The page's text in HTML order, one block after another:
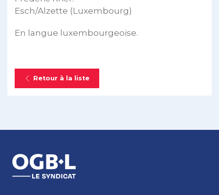
Esch/Alzette (Luxembourg)
En langue luxembourgeoise.
Retour à la liste